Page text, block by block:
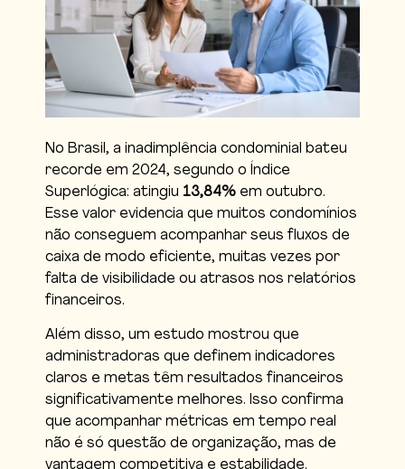
No Brasil, a inadimplência condominial bateu
recorde em 2024, segundo o Índice
Superlógica: atingiu 13,84% em outubro.
Esse valor evidencia que muitos condomínios
não conseguem acompanhar seus fluxos de
caixa de modo eficiente, muitas vezes por
falta de visibilidade ou atrasos nos relatórios
financeiros.
Além disso, um estudo mostrou que
administradoras que definem indicadores
claros e metas têm resultados financeiros
significativamente melhores. Isso confirma
que acompanhar métricas em tempo real
não é só questão de organização, mas de
vantagem competitiva e estabilidade.